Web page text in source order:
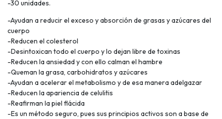
-30 unidades.
-Ayudan a reducir el exceso y absorción de grasas y azúcares del
cuerpo
-Reducen el colesterol
-Desintoxican todo el cuerpo y lo dejan libre de toxinas
-Reducen la ansiedad y con ello calman el hambre
-Queman la grasa, carbohidratos y azúcares
-Ayudan a acelerar el metabolismo y de esa manera adelgazar
-Reducen la apariencia de celulitis
-Reafirman la piel flácida
-Es un método seguro, pues sus principios activos son a base de